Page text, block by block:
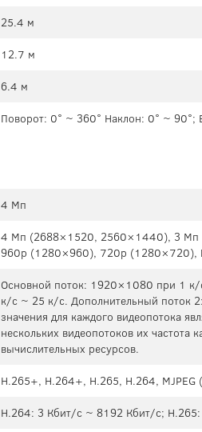
25.4 м
12.7 м
6.4 м
Поворот: 0° ~ 360° Наклон: 0° ~
4 Мп
4 Мп (2688×1520, 2560×1440), 3
960p (1280×960), 720p (1280×720),
Основной поток: 1920×1080 при 1
к/с ~ 25 к/с. Дополнительный
значения для каждого видеопотока
нескольких видеопотоков их частота
вычислительных ресурсов.
H.265+, H.264+, H.265, H.264, MJPEG
H.264: 3 Кбит/с ~ 8192 Кбит/с;